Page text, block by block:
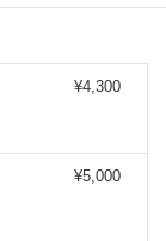
¥4,300
¥5,000